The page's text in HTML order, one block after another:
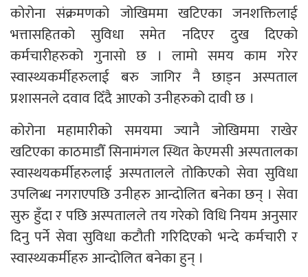
कोरोना संक्रमणको जोखिममा खटिएका जनशक्तिलाई
भत्तासहितको सुविधा समेत नदिएर दुख दिएको
कर्मचारीहरुको गुनासो छ । लामो समय काम गरेर
स्वास्थ्यकर्मीहरुलाई बरु जागिर नै छाड्न अस्पताल
प्रशासनले दवाव दिँदै आएको उनीहरुको दावी छ ।
कोरोना महामारीको समयमा ज्यानै जोखिममा राखेर
खटिएका काठमाडौँ सिनामंगल स्थित केएमसी अस्पतालका
स्वास्थयकर्मीहरुलाई अस्पतालले तोकिएको सेवा सुविधा
उपलिब्ध नगराएपछि उनीहरु आन्दोलित बनेका छन् । सेवा
सुरु हुँदा र पछि अस्पतालले तय गरेको विधि नियम अनुसार
दिनु पर्ने सेवा सुविधा कटौती गरिदिएको भन्दे कर्मचारी र
स्वास्थ्यकर्मीहरु आन्दोलित बनेका हुन् ।